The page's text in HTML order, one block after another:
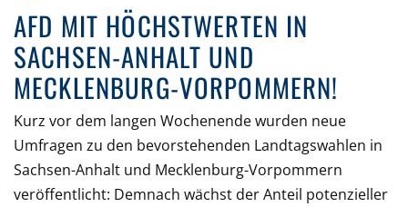
AFD MIT HÖCHSTWERTEN IN
SACHSEN-ANHALT UND
MECKLENBURG-VORPOMMERN!
Kurz vor dem langen Wochenende wurden neue
Umfragen zu den bevorstehenden Landtagswahlen in
Sachsen-Anhalt und Mecklenburg-Vorpommern
veröffentlicht: Demnach wächst der Anteil potenzieller